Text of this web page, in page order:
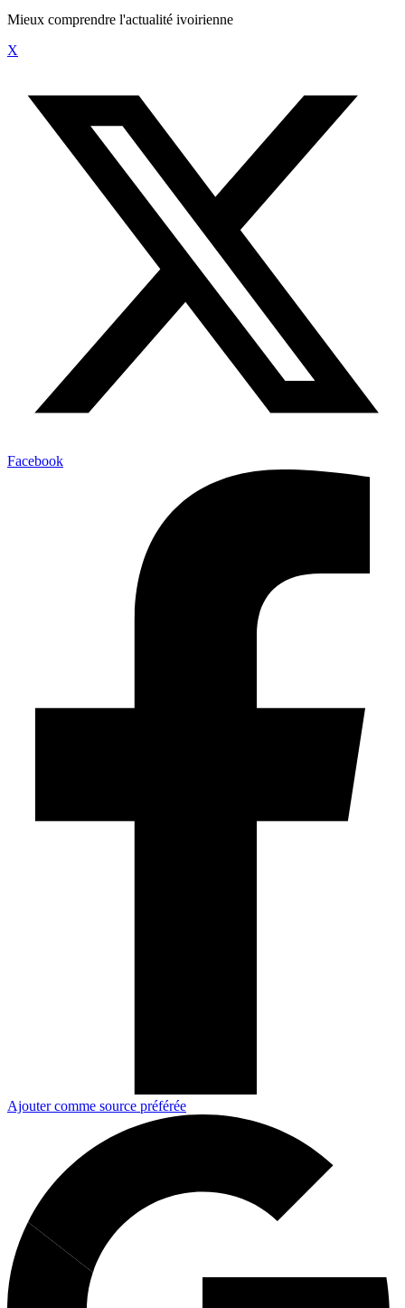
Mieux comprendre l'actualité ivoirienne
X
Facebook
Ajouter comme source préférée